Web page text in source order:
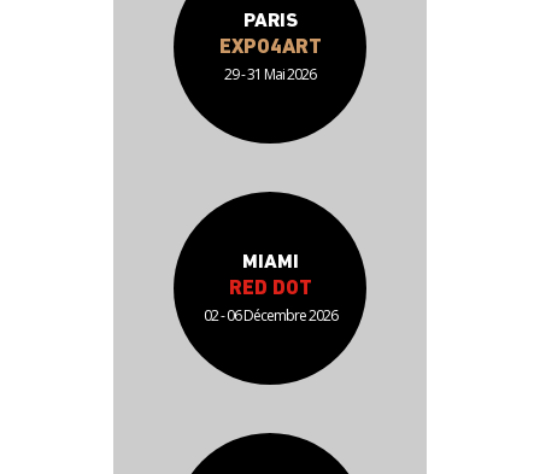
PARIS
EXPO4ART
29 - 31 Mai 2026
MIAMI
RED DOT
02 - 06 Décembre 2026